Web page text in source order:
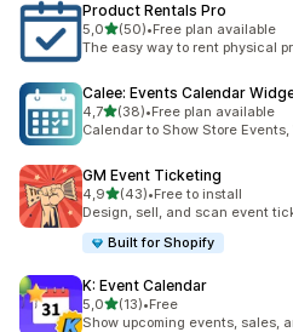
Product Rentals Pro
5,0/ 5 tähteä
(50)
50 arvostelua yhteensä
•Free plan available
The easy way to rent physical
Calee: Events Calendar
4,7/ 5 tähteä
(38)
38 arvostelua yhteensä
•Free plan available
Calendar to Show Store
GM Event Ticketing
4,9/ 5 tähteä
(43)
43 arvostelua yhteensä
•Free to install
Design, sell, and scan event
Built for Shopify
K: Event Calendar
5,0/ 5 tähteä
(13)
13 arvostelua yhteensä
•Free
Show upcoming events, sales,